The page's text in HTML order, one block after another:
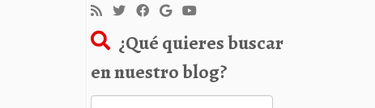
¿Qué quieres buscar
en nuestro blog?